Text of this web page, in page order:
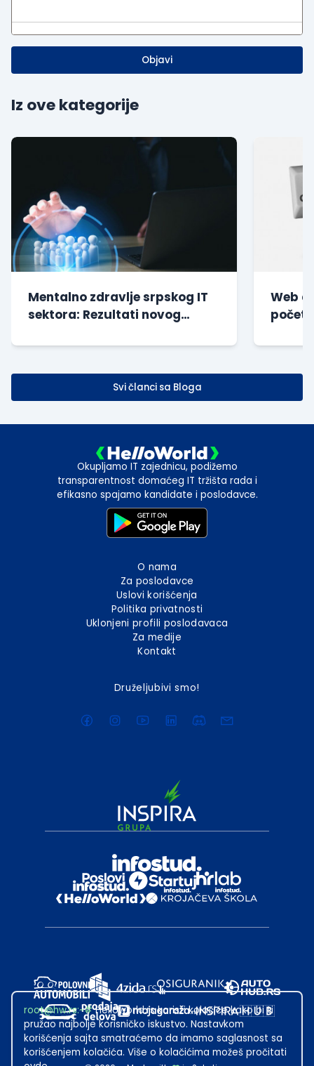
Objavi
Iz ove kategorije
Mentalno zdravlje srpskog IT
sektora: Rezultati novog
Web
Svi članci sa Bloga
Okupljamo IT zajednicu, podižemo
transparentnost domaćeg IT tržišta rada i
efikasno spajamo kandidate i poslodavce.
O nama
Za poslodavce
Uslovi korišćenja
Politika privatnosti
Uklonjeni profili poslodavaca
Za medije
Kontakt
Druželjubivi smo!
root@hw.rs:~#Helloworld.rs koristi kolačiće kako bi ti
pružao najbolje korisničko iskustvo. Nastavkom
korišćenja sajta smatraćemo da imamo saglasnost sa
korišćenjem kolačića. Više o kolačićima možeš pročitati